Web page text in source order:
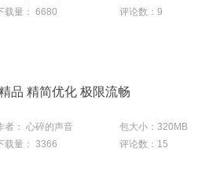
载量： 6680 评论数： 9
品 精简优化 极限流畅
者： 心碎的声音 包大小： 320MB
载量： 3366 评论数： 15